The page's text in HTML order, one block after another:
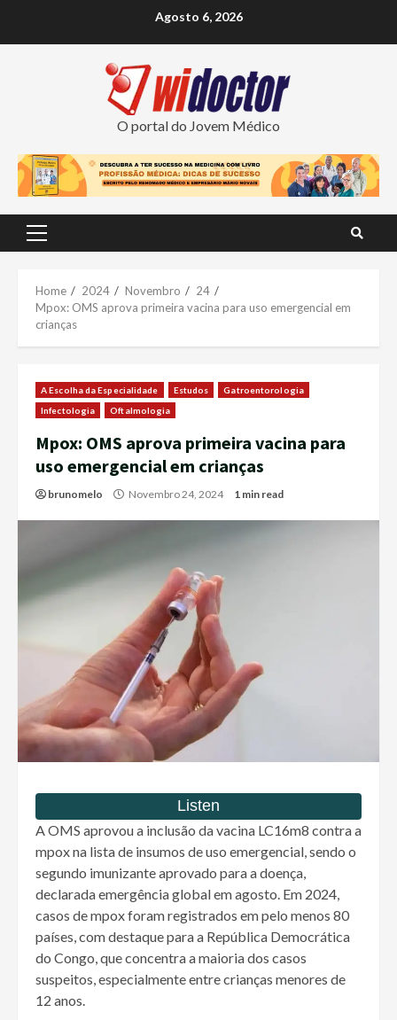
Agosto 6, 2026
O portal do Jovem Médico
Primary
Home 2024 Novembro
24
Mpox: OMS aprova primeira vacina para uso emergencial em
crianças
A Escolha da Especialidade Estudos
Gatroentorologia
Infectologia
Oftalmologia
Mpox: OMS aprova primeira vacina para
uso emergencial em crianças
brunomelo Novembro 24, 2024 1 min read
A OMS aprovou a inclusão da vacina LC16m8 contra a
mpox na lista de insumos de uso emergencial, sendo o
segundo imunizante aprovado para a doença,
declarada emergência global em agosto. Em 2024,
casos de mpox foram registrados em pelo menos 80
países, com destaque para a República Democrática
do Congo, que concentra a maioria dos casos
suspeitos, especialmente entre crianças menores de
12 anos.